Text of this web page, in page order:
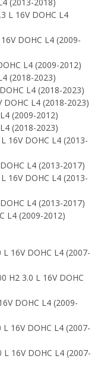
L 16V DOHC L4
DOHC L4 (2009-
L4 (2009-2012)
(2018-2023)
L4 (2018-2023)
DOHC L4 (2018-2023)
(2009-2012)
(2018-2023)
16V DOHC L4 (2013-
L4 (2013-2017)
16V DOHC L4 (2013-
L4 (2013-2017)
L4 (2009-2012)
L 16V DOHC L4 (2007-
H2 3.0 L 16V DOHC
DOHC L4 (2009-
L 16V DOHC L4 (2007-
L 16V DOHC L4 (2007-